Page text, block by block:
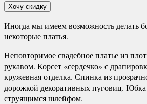
Хочу скидку
Иногда мы имеем возможность делать
некоторые платья.
Неповторимое свадебное платье из
рукавом. Корсет «сердечко» с
кружевная отделка. Спинка из
дорожкой декоративных пуговиц. Юбка
струящимся шлейфом.